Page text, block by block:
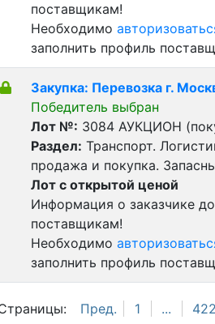
Пред. 1 ... 422
поставщикам!
Необходимо
заполнить профиль
Закупка: Перевозка г.
Победитель выбран
Лот №: 3084 АУКЦИОН
Раздел: Транспорт.
продажа и покупка.
Лот с открытой ценой
Информация о заказчике
поставщикам!
Необходимо
заполнить профиль